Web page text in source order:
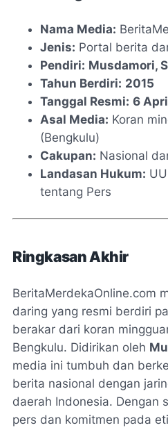
Nama Media:
Jenis: Portal berita
Pendiri: Musdamori,
Tahun Berdiri: 2015
Tanggal Resmi: 6
Asal Media: Koran
(Bengkulu)
Cakupan: Nasional
Landasan Hukum:
tentang Pers
Ringkasan Akhir
BeritaMerdekaOnline.com
daring yang resmi berdiri
berakar dari koran
Bengkulu. Didirikan oleh
media ini tumbuh dan
berita nasional dengan
daerah Indonesia. Dengan
pers dan komitmen pada